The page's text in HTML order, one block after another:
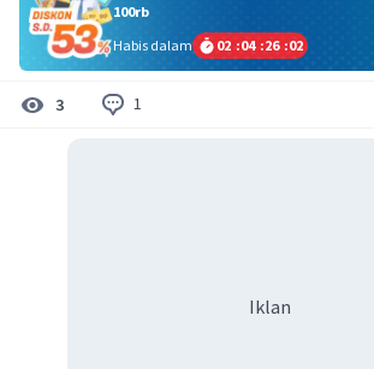
100rb
Habis dalam
02 :04 :26 :01
3 1
Iklan